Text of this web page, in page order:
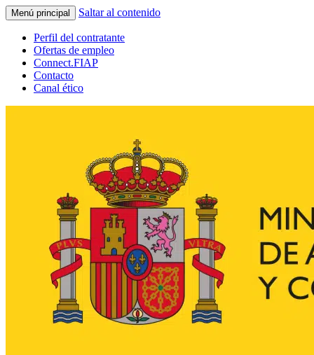
Menú principal Saltar al contenido
Perfil del contratante
Ofertas de empleo
Connect.FIAP
Contacto
Canal ético